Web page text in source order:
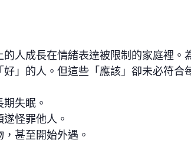
人成長在情緒表達被限制的家庭裡
」的人。但這些「應該」卻未必符
失眠。
怪罪他人。
甚至開始外遇。